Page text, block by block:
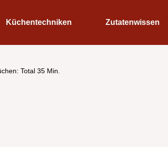
Küchentechniken Zutatenwissen
Total 35 Min.